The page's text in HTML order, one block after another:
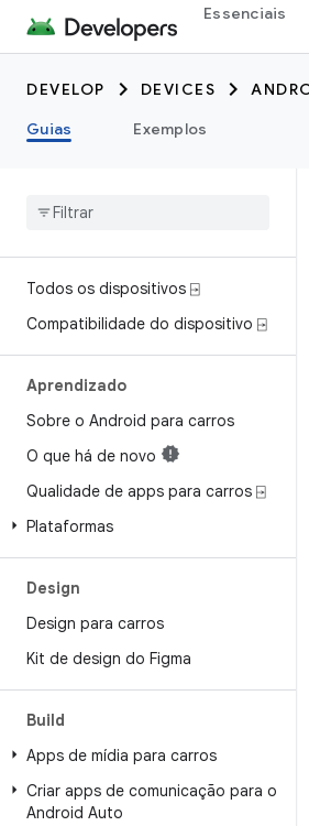
Essenciais
DEVELOP DEVICES
Guias
Exemplos
Todos os dispositivos ⍈
Compatibilidade do dispositivo ⍈
Aprendizado
Sobre o Android para carros
O que há de novo
Qualidade de apps para carros ⍈
Plataformas
Design
Design para carros
Kit de design do Figma
Build
Apps de mídia para carros
Criar apps de comunicação para o
Android Auto